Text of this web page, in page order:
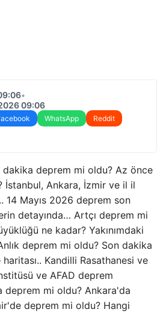
•
09:06
WhatsApp
Reddit
deprem mi oldu? Az önce
İstanbul, Ankara, İzmir ve il il
14 Mayıs 2026 deprem son
detayında… Artçı deprem mi
ne kadar? Yakınımdaki
deprem mi oldu? Son dakika
Kandilli Rasathanesi ve
ve AFAD deprem
deprem mi oldu? Ankara'da
deprem mi oldu? Hangi